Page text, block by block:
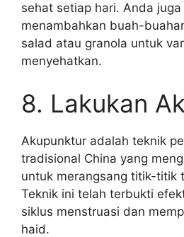
sehat setiap hari. Anda
menambahkan buah-
salad atau granola untuk
menyehatkan.
8. Lakukan
Akupunktur adalah teknik
tradisional China yang
untuk merangsang titik-titik
Teknik ini telah terbukti
siklus menstruasi dan
haid.